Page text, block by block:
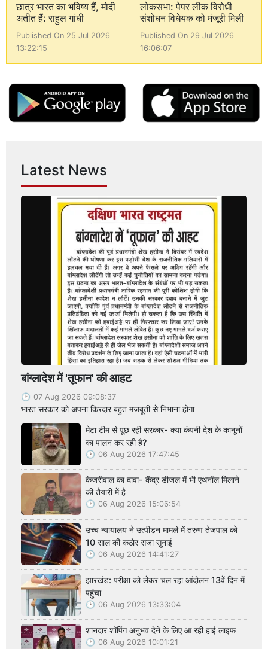
छात्र भारत का भविष्य हैं, मोदी
अतीत हैं: राहुल गांधी
Published On 25 Jul 2026
13:22:15
लोकसभा: पेपर लीक विरोधी
संशोधन विधेयक को मंजूरी मिली
Published On 29 Jul 2026
16:06:07
Latest News
बांग्लादेश में 'तूफान' की आहट
07 Aug 2026 09:08:37
भारत सरकार को अपना किरदार बहुत मजबूती से निभाना होगा
मेटा टीम से पूछ रही सरकार- क्या कंपनी देश के कानूनों
का पालन कर रही है?
06 Aug 2026 17:47:45
केजरीवाल का दावा- केंद्र डीजल में भी एथनॉल मिलाने
की तैयारी में है
06 Aug 2026 15:06:54
उच्च न्यायालय ने उत्पीड़न मामले में तरुण तेजपाल को
10 साल की कठोर सजा सुनाई
06 Aug 2026 14:41:27
झारखंड: परीक्षा को लेकर चल रहा आंदोलन 13वें दिन में
पहुंचा
06 Aug 2026 13:33:04
शानदार शॉपिंग अनुभव देने के लिए आ रही हाई लाइफ
06 Aug 2026 10:01:21